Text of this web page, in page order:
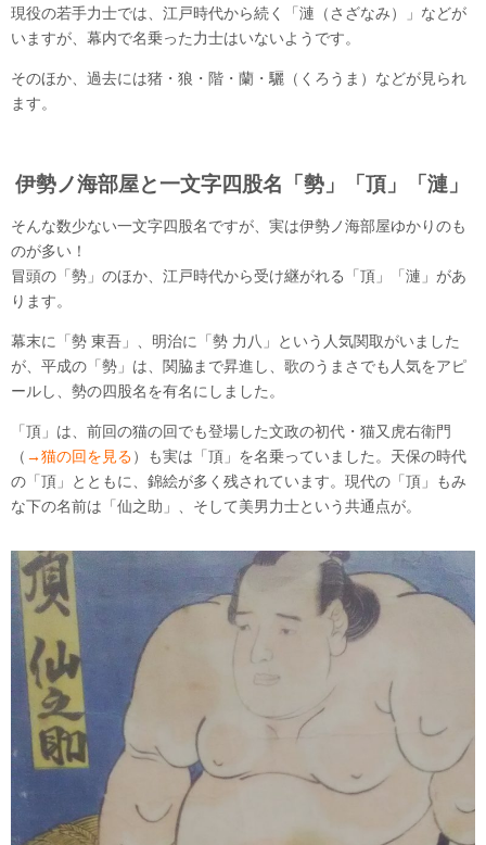
現役の若手力士では、江戸時代から続く「漣（さざなみ）」などが
いますが、幕内で名乗った力士はいないようです。
そのほか、過去には猪・狼・階・蘭・驪（くろうま）などが見られ
ます。
伊勢ノ海部屋と一文字四股名「勢」「頂」「漣」
そんな数少ない一文字四股名ですが、実は伊勢ノ海部屋ゆかりのも
のが多い！
冒頭の「勢」のほか、江戸時代から受け継がれる「頂」「漣」があ
ります。
幕末に「勢 東吾」、明治に「勢 力八」という人気関取がいました
が、平成の「勢」は、関脇まで昇進し、歌のうまさでも人気をアピ
ールし、勢の四股名を有名にしました。
「頂」は、前回の猫の回でも登場した文政の初代・猫又虎右衛門
（ →猫の回を見る）も実は「頂」を名乗っていました。天保の時代
の「頂」とともに、錦絵が多く残されています。現代の「頂」もみ
な下の名前は「仙之助」、そして美男力士という共通点が。